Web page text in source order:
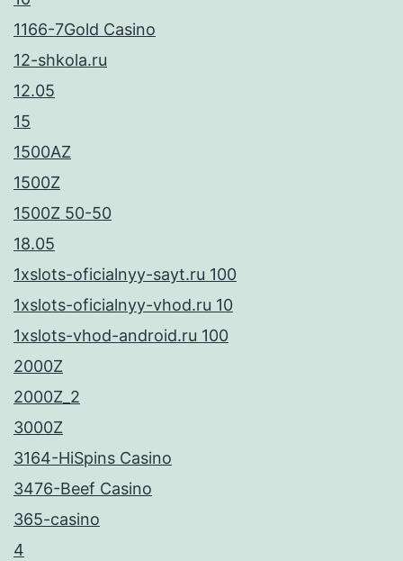
1166-7Gold Casino
12-shkola.ru
12.05
15
1500AZ
1500Z
1500Z 50-50
18.05
1xslots-oficialnyy-sayt.ru 100
1xslots-oficialnyy-vhod.ru 10
1xslots-vhod-android.ru 100
2000Z
2000Z_2
3000Z
3164-HiSpins Casino
3476-Beef Casino
365-casino
4